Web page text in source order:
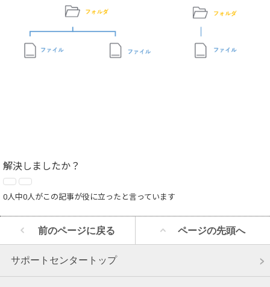
解決しましたか？
0人中0人がこの記事が役に立ったと言っています
前のページに戻る ページの先頭へ
サポートセンタートップ